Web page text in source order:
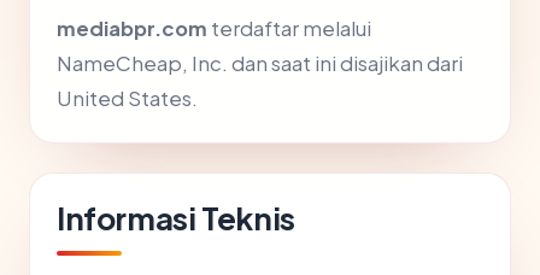
mediabpr.com terdaftar melalui
NameCheap, Inc. dan saat ini disajikan dari
United States.
Informasi Teknis